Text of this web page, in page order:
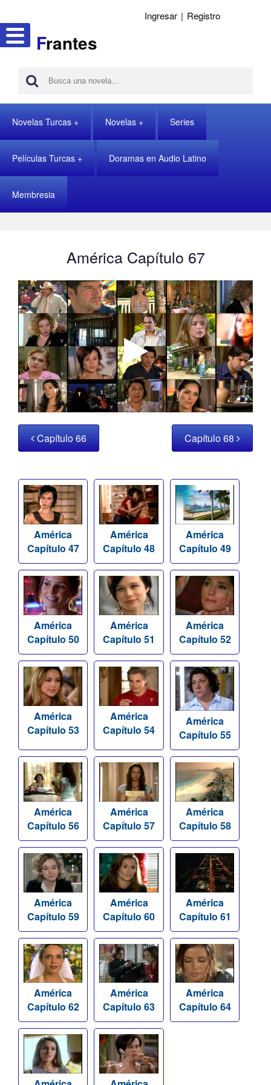
Frantes
Ingresar | Registro
Novelas Turcas Novelas Series
Películas Turcas Doramas en Audio Latino
Membresia
América Capítulo 67
Capítulo 66 Capítulo 68
América
Capítulo 47
América
Capítulo 48
América
Capítulo 49
América
Capítulo 50
América
Capítulo 51
América
Capítulo 52
América
Capítulo 53
América
Capítulo 54
América
Capítulo 55
América
Capítulo 56
América
Capítulo 57
América
Capítulo 58
América
Capítulo 59
América
Capítulo 60
América
Capítulo 61
América
Capítulo 62
América
Capítulo 63
América
Capítulo 64